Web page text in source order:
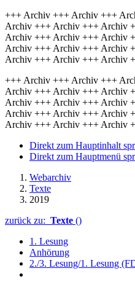
+++ Archiv +++ Archiv +++
Archiv +++ Archiv +++ Archiv
Archiv +++ Archiv +++ Archiv
Archiv +++ Archiv +++ Archiv
Archiv +++ Archiv +++ Archiv
+++ Archiv +++ Archiv +++
Archiv +++ Archiv +++ Archiv
Archiv +++ Archiv +++ Archiv
Archiv +++ Archiv +++ Archiv
Archiv +++ Archiv +++ Archiv
Direkt zum Hauptinhalt
Direkt zum Hauptmenü
Webarchiv
Texte
2019
zurück zu: Texte ()
1. Lesung
Anhörung
2./3. Lesung/1. Lesung